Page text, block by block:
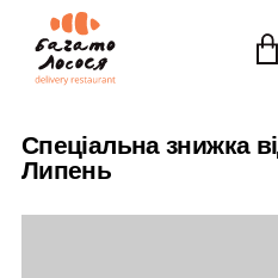
Спеціальна знижка
Липень